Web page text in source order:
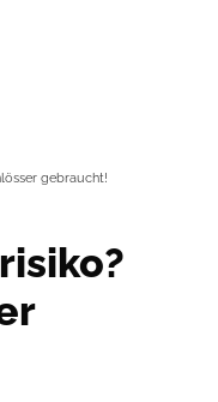
gebraucht!